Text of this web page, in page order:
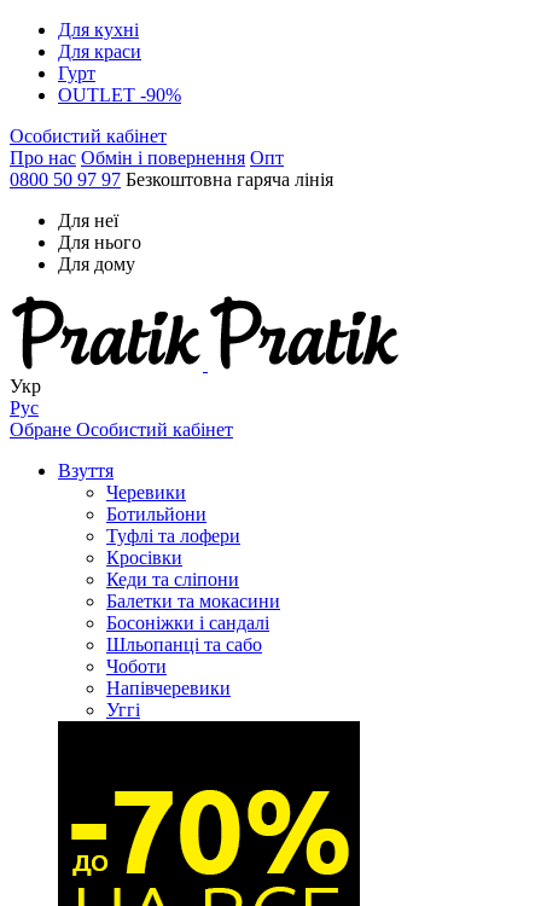
Для кухні
Для краси
Гурт
OUTLET -90%
Особистий кабінет
Про нас Обмін і повернення Опт
0800 50 97 97 Безкоштовна гаряча лінія
Для неї
Для нього
Для дому
Укр
Рус
Обране Особистий кабінет
Взуття
Черевики
Ботильйони
Туфлі та лофери
Кросівки
Кеди та сліпони
Балетки та мокасини
Босоніжки і сандалі
Шльопанці та сабо
Чоботи
Напівчеревики
Уггі